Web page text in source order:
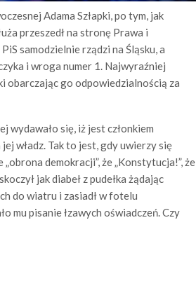
Adama Szłapki, po tym, jak
przeszedł na stronę Prawa i
samodzielnie rządzi na Śląsku, a
i wroga numer 1. Najwyraźniej
obarczając go odpowiedzialnością za
wydawało się, iż jest członkiem
władz. Tak to jest, gdy uwierzy się
demokracji”, że „Konstytucja!”, że
jak diabeł z pudełka żądając
do wiatru i zasiadł w fotelu
mu pisanie łzawych oświadczeń. Czy